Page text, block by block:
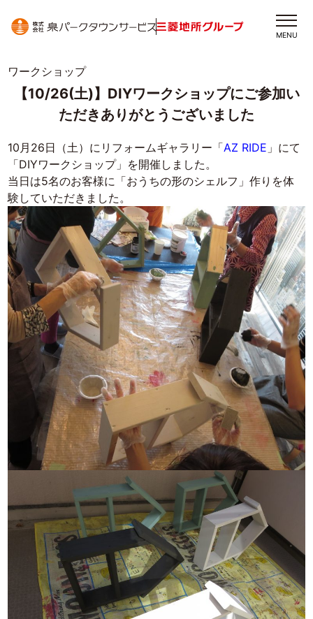
MENU
ワークショップ
【10/26(土)】DIYワークショップにご参加い
ただきありがとうございました
10月26日（土）にリフォームギャラリー「AZ RIDE 」にて
「DIYワークショップ」を開催しました。
当日は5名のお客様に「おうちの形のシェルフ」作りを体
験していただきました。